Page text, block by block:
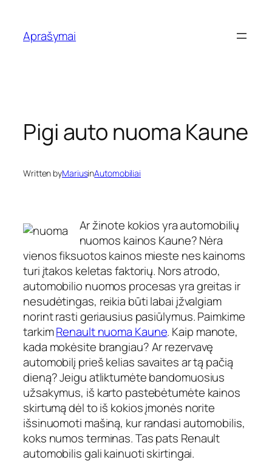
turinio
Aprašymai
Pigi auto nuoma Kaune
Written byMariusinAutomobiliai
Ar žinote kokios yra automobilių
nuomos kainos Kaune? Nėra
vienos fiksuotos kainos mieste nes kainoms
turi įtakos keletas faktorių. Nors atrodo,
automobilio nuomos procesas yra greitas ir
nesudėtingas, reikia būti labai įžvalgiam
norint rasti geriausius pasiūlymus. Paimkime
tarkimRenault nuoma Kaune. Kaip manote,
kada mokėsite brangiau? Ar rezervavę
automobilį prieš kelias savaites ar tą pačią
dieną? Jeigu atliktumėte bandomuosius
užsakymus, iš karto pastebėtumėte kainos
skirtumą dėl to iš kokios įmonės norite
išsinuomoti mašiną, kur randasi automobilis,
koks numos terminas. Tas pats Renault
automobilis gali kainuoti skirtingai.